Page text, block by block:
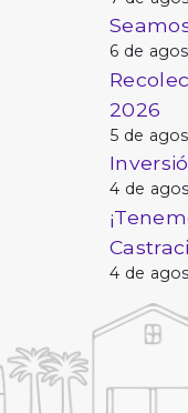
6 de
2026
5 de
4 de
4 de